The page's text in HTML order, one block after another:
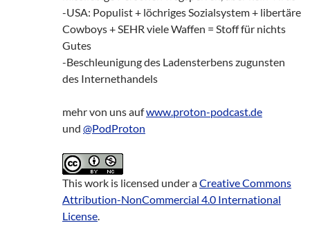
-USA: Populist + löchriges Sozialsystem + libertäre
Cowboys + SEHR viele Waffen = Stoff für nichts
Gutes
-Beschleunigung des Ladensterbens zugunsten
des Internethandels
mehr von uns aufwww.proton-podcast.de
und @PodProton
This work is licensed under aCreative Commons
Attribution-NonCommercial 4.0 International
License.